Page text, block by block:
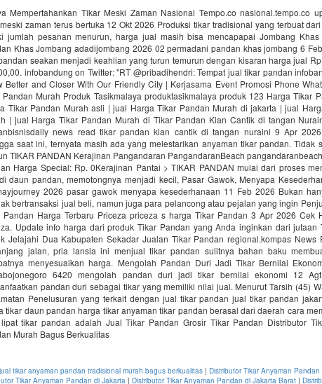
Mempertahankan Tikar Meski Zaman Nasional Tempo.co nasional.tempo.co
zaman terus bertuka 12 Okt 2026 Produksi tikar tradisional yang terbuat
jumlah pesanan menurun, harga jual masih bisa mencapapai Jombang
Khas Jombang adadijombang 2026 02 permadani pandan khas jombang 6
seakan menjadi keahlian yang turun temurun dengan kisaran harga jual
infobandung on Twitter: "RT @pribadihendri: Tempat jual tikar pandan
Better and Closer With Our Friendly City | Kerjasama Event Promosi Phone
Pandan Murah Produk Tasikmalaya produktasikmalaya produk 123 Harga Tikar
Tikar Pandan Murah asli | jual Harga Tikar Pandan Murah di jakarta | jual
| jual Harga Tikar Pandan Murah di Tikar Pandan Kian Cantik di tangan
news read tikar pandan kian cantik di tangan nuraini 9 Apr
saat ini, ternyata masih ada yang melestarikan anyaman tikar pandan. Tidak
TIKAR PANDAN Kerajinan Pangandaran PangandaranBeach
Harga Special: Rp. 0Kerajinan Pantai > TIKAR PANDAN mulai dari proses
daun pandan, memotongnya menjadi kecil, Pasar Gawok, Menyapa
2026 pasar gawok menyapa kesederhanaan 11 Feb 2026 Bukan
bertransaksi jual beli, namun juga para pelancong atau pejalan yang ingin
Pandan Harga Terbaru Priceza priceza s harga Tikar Pandan 3 Apr 2026 Cek
Update info harga dari produk Tikar Pandan yang Anda inginkan dari jutaan
Jelajahi Dua Kabupaten Sekadar Jualan Tikar Pandan regional.kompas News
jalan, pria lansia ini menjual tikar pandan sulitnya bahan baku
menyesuaikan harga. Mengolah Pandan Duri Jadi Tikar Bernilai
6420 mengolah pandan duri jadi tikar bernilai ekonomi 12
pandan duri sebagai tikar yang memiliki nilai jual. Menurut Tarsih (45)
Penelusuran yang terkait dengan jual tikar pandan jual tikar pandan
tikar daun pandan harga tikar anyaman tikar pandan berasal dari daerah cara
tikar pandan adalah Jual Tikar Pandan Grosir Tikar Pandan Distributor
Murah Bagus Berkualitas
jual tikar anyaman pandan tradisional murah bagus berkualitas | Distributor Tikar Anyaman
Tikar Anyaman Pandan di Jakarta | Distributor Tikar Anyaman Pandan di Jakarta Barat |